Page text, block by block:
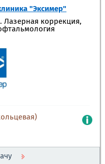
"Эксимер"
коррекция,